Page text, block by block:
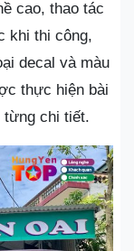
cao, thao tác
khi thi công,
decal và màu
thực hiện bài
từng chi tiết.